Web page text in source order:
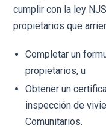
cumplir con la ley
propietarios que
Completar un
propietarios, u
Obtener un
inspección de
Comunitarios.